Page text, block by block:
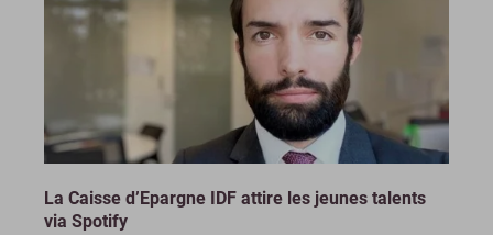
La Caisse d’Epargne IDF attire les jeunes talents
via Spotify